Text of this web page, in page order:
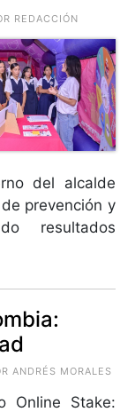
REDACCIÓN
del alcalde
prevención y
resultados
ANDRÉS MORALES
Online Stake: